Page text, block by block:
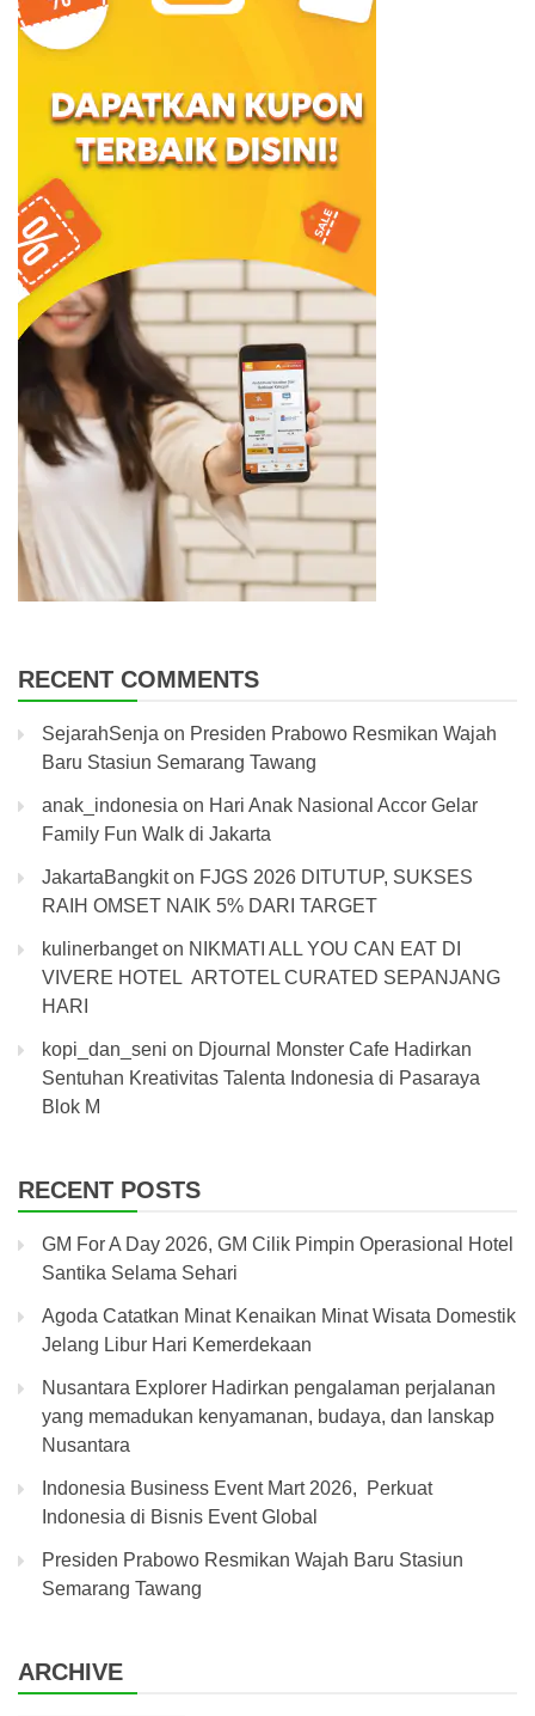
RECENT COMMENTS
SejarahSenja on Presiden Prabowo Resmikan Wajah
Baru Stasiun Semarang Tawang
anak_indonesia on Hari Anak Nasional Accor Gelar
Family Fun Walk di Jakarta
JakartaBangkiton FJGS 2026 DITUTUP, SUKSES
RAIH OMSET NAIK 5% DARI TARGET
kulinerbangeton NIKMATI ALL YOU CAN EAT DI
VIVERE HOTEL ARTOTEL CURATED SEPANJANG
HARI
kopi_dan_seni on Djournal Monster Cafe Hadirkan
Sentuhan Kreativitas Talenta Indonesia di Pasaraya
Blok M
RECENT POSTS
GM For A Day 2026, GM Cilik Pimpin Operasional Hotel
Santika Selama Sehari
Agoda Catatkan Minat Kenaikan Minat Wisata Domestik
Jelang Libur Hari Kemerdekaan
Nusantara Explorer Hadirkan pengalaman perjalanan
yang memadukan kenyamanan, budaya, dan lanskap
Nusantara
Indonesia Business Event Mart 2026, Perkuat
Indonesia di Bisnis Event Global
Presiden Prabowo Resmikan Wajah Baru Stasiun
Semarang Tawang
ARCHIVE